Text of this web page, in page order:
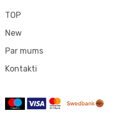
TOP
New
Par mums
Kontakti